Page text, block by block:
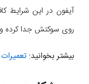
آیفون در این شرایط
روی سوکتش جدا کرده
بیشتر بخوانید: